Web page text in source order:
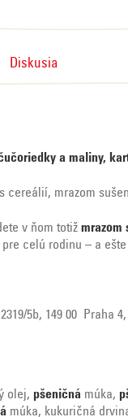
Diskusia
a maliny,
cereálií, mrazom
v ňom totiž mrazom
celú rodinu – a
5b, 149 00 Praha
olej, pšeničná múka,
múka, kukuričná